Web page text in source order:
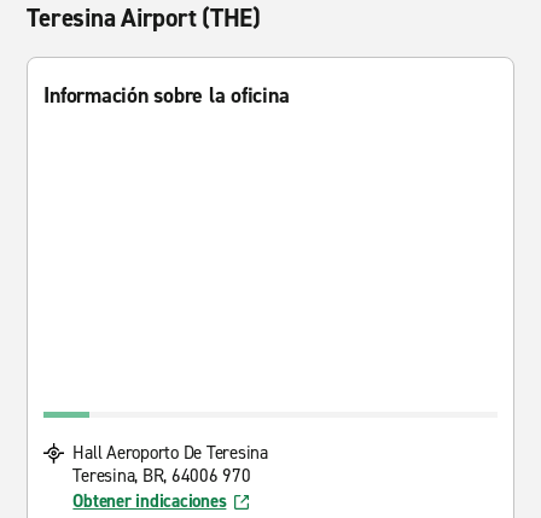
Teresina Airport (THE)
Información sobre la oficina
Hall Aeroporto De Teresina
Teresina, BR, 64006 970
Obtener indicaciones